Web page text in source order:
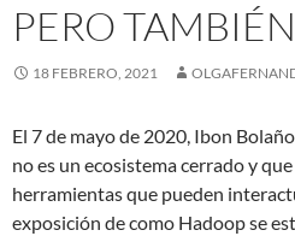
PERO
18 FEBRERO, 2021
El 7 de mayo de 2020, Ibon
no es un ecosistema cerrado y
herramientas que pueden
exposición de como Hadoop se